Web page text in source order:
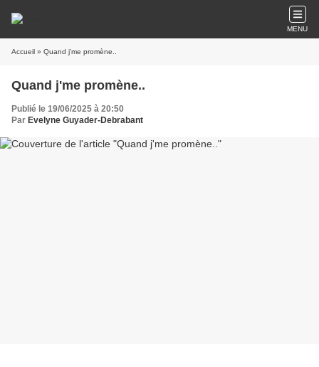
MENU
Accueil » Quand j'me promène..
Quand j'me promène..
Publié le 19/06/2025 à 20:50
Par Evelyne Guyader-Debrabant